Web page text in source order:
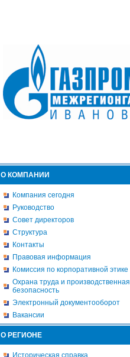
О КОМПАНИИ
Компания сегодня
Руководство
Совет директоров
Структура
Контакты
Правовая информация
Комиссия по корпоративной этике
Охрана труда и производственная
безопасность
Электронный документооборот
Вакансии
О РЕГИОНЕ
Историческая справка